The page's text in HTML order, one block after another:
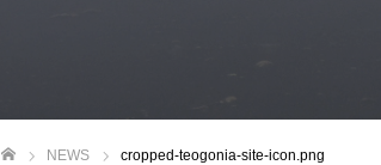
NEWS cropped-teogonia-site-icon.png